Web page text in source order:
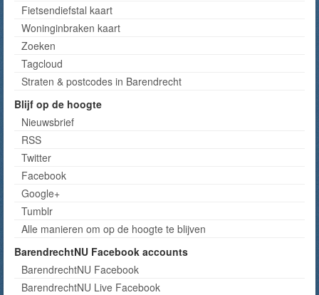
Fietsendiefstal kaart
Woninginbraken kaart
Zoeken
Tagcloud
Straten & postcodes in Barendrecht
Blijf op de hoogte
Nieuwsbrief
RSS
Twitter
Facebook
Google+
Tumblr
Alle manieren om op de hoogte te blijven
BarendrechtNU Facebook accounts
BarendrechtNU Facebook
BarendrechtNU Live Facebook